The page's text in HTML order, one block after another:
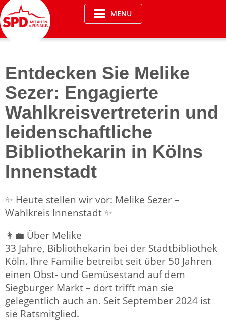
Skip
to
content
MENU
Entdecken Sie Melike
Sezer: Engagierte
Wahlkreisvertreterin und
leidenschaftliche
Bibliothekarin in Kölns
Innenstadt
✨ Heute stellen wir vor: Melike Sezer –
Wahlkreis Innenstadt ✨
👩‍💼 Über Melike
33 Jahre, Bibliothekarin bei der Stadtbibliothek
Köln. Ihre Familie betreibt seit über 50 Jahren
einen Obst- und Gemüsestand auf dem
Siegburger Markt – dort trifft man sie
gelegentlich auch an. Seit September 2024 ist
sie Ratsmitglied.